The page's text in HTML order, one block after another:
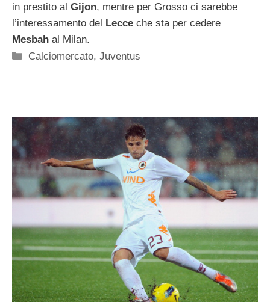
in prestito al Gijon, mentre per Grosso ci sarebbe
l’interessamento del Lecce che sta per cedere
Mesbah al Milan.
Categorie
Calciomercato,Juventus